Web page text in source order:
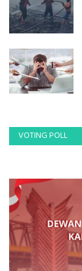
VOTING POLL